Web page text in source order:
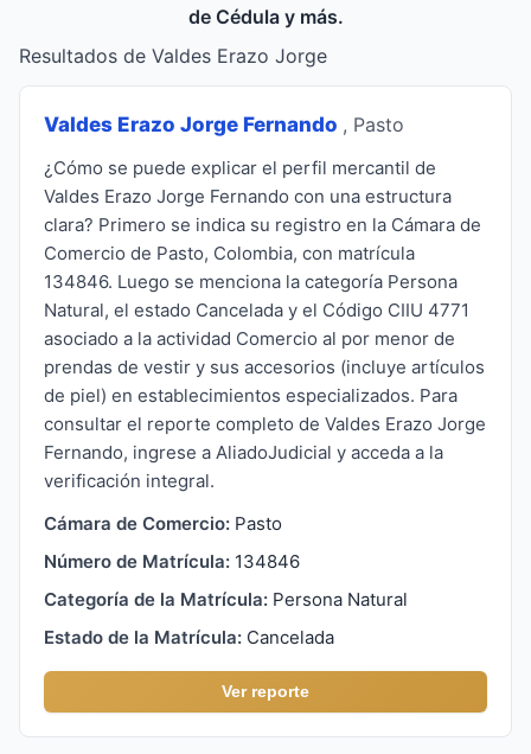
de Cédula y más.
Resultados de Valdes Erazo Jorge
Valdes Erazo Jorge Fernando , Pasto
¿Cómo se puede explicar el perfil mercantil de
Valdes Erazo Jorge Fernando con una estructura
clara? Primero se indica su registro en la Cámara de
Comercio de Pasto, Colombia, con matrícula
134846. Luego se menciona la categoría Persona
Natural, el estado Cancelada y el Código CIIU 4771
asociado a la actividad Comercio al por menor de
prendas de vestir y sus accesorios (incluye artículos
de piel) en establecimientos especializados. Para
consultar el reporte completo de Valdes Erazo Jorge
Fernando, ingrese a AliadoJudicial y acceda a la
verificación integral.
Cámara de Comercio: Pasto
Número de Matrícula: 134846
Categoría de la Matrícula: Persona Natural
Estado de la Matrícula: Cancelada
Ver reporte